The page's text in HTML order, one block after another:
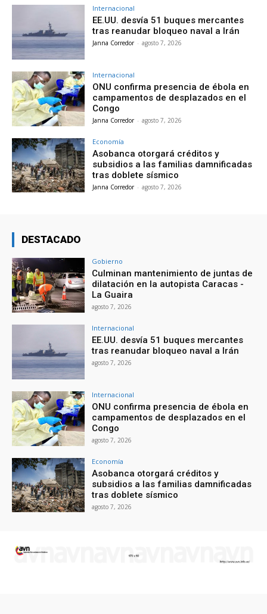
Internacional
EE.UU. desvía 51 buques mercantes
tras reanudar bloqueo naval a Irán
Janna Corredor - agosto 7, 2026
Internacional
ONU confirma presencia de ébola en
campamentos de desplazados en el
Congo
Janna Corredor - agosto 7, 2026
Economía
Asobanca otorgará créditos y
subsidios a las familias damnificadas
tras doblete sísmico
Janna Corredor - agosto 7, 2026
DESTACADO
Gobierno
Culminan mantenimiento de juntas de
dilatación en la autopista Caracas -
La Guaira
agosto 7, 2026
Internacional
EE.UU. desvía 51 buques mercantes
tras reanudar bloqueo naval a Irán
agosto 7, 2026
Internacional
ONU confirma presencia de ébola en
campamentos de desplazados en el
Congo
agosto 7, 2026
Economía
Asobanca otorgará créditos y
subsidios a las familias damnificadas
tras doblete sísmico
agosto 7, 2026